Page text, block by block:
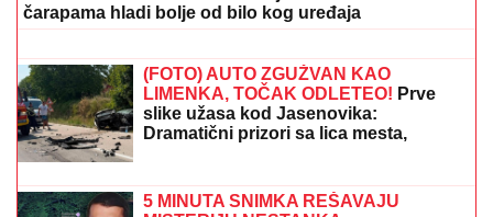
NAKON NEUSPEŠNIH POKUŠAJA"
Voditeljka sa mužem slavi 16 godina
braka: "Dovoljni smo jedno drugom"